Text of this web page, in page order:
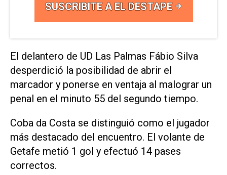
SUSCRIBITE A EL DESTAPE
El delantero de UD Las Palmas Fábio Silva
desperdició la posibilidad de abrir el
marcador y ponerse en ventaja al malograr un
penal en el minuto 55 del segundo tiempo.
Coba da Costa se distinguió como el jugador
más destacado del encuentro. El volante de
Getafe metió 1 gol y efectuó 14 pases
correctos.